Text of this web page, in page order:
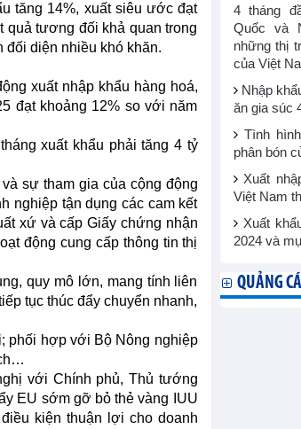
tăng 14%, xuất siêu ước đạt
tương đối khả quan trong
đối diện nhiều khó khăn.
xuất nhập khẩu hàng hoá,
đạt khoảng 12% so với năm
xuất khẩu phải tăng 4 tỷ
sự tham gia của cộng động
nghiệp tận dụng các cam kết
xứ và cấp Giấy chứng nhận
động cung cấp thông tin thị
quy mô lớn, mang tính liên
tục thúc đẩy chuyển nhanh,
phối hợp với Bộ Nông nghiệp
với Chính phủ, Thủ tướng
EU sớm gỡ bỏ thẻ vàng IUU
kiện thuận lợi cho doanh
4 tháng
Quốc và
những thị
của Việt
Nhập
ăn gia súc
Tình
phân bón
Xuất
Việt Nam
Xuất
2024 và
QUẢNG